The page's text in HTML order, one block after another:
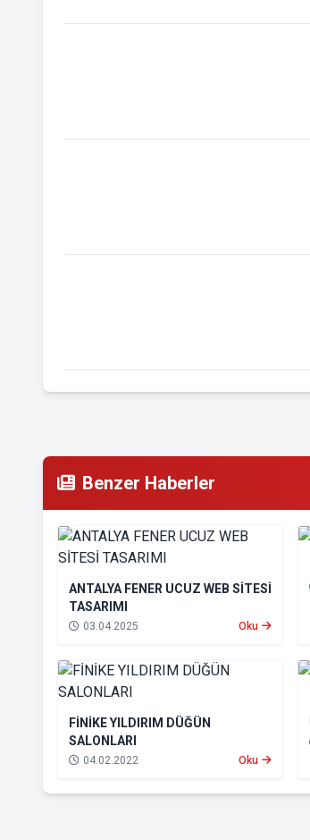
Benzer Haberler
ANTALYA FENER UCUZ WEB SİTESİ
TASARIMI
03.04.2025 Oku
FİNİKE YILDIRIM DÜĞÜN
SALONLARI
04.02.2022 Oku